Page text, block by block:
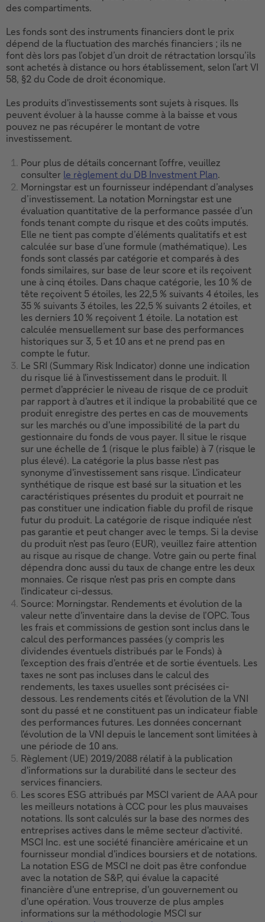
des compartiments.
Les fonds sont des instruments financiers dont le prix
dépend de la fluctuation des marchés financiers ; ils ne
font dès lors pas l’objet d’un droit de rétractation lorsqu’ils
sont achetés à distance ou hors établissement, selon l’art VI
58, §2 du Code de droit économique.
Les produits d'investissements sont sujets à risques. Ils
peuvent évoluer à la hausse comme à la baisse et vous
pouvez ne pas récupérer le montant de votre
investissement.
Pour plus de détails concernant l'offre, veuillez
consulter le règlement du DB Investment Plan
Ce
lien
ouvrira
dans
une
nouvelle
fenêtre.
.
Morningstar est un fournisseur indépendant d’analyses
d’investissement. La notation Morningstar est une
évaluation quantitative de la performance passée d’un
fonds tenant compte du risque et des coûts imputés.
Elle ne tient pas compte d’éléments qualitatifs et est
calculée sur base d’une formule (mathématique). Les
fonds sont classés par catégorie et comparés à des
fonds similaires, sur base de leur score et ils reçoivent
une à cinq étoiles. Dans chaque catégorie, les 10 % de
tête reçoivent 5 étoiles, les 22,5 % suivants 4 étoiles, les
35 % suivants 3 étoiles, les 22,5 % suivants 2 étoiles, et
les derniers 10 % reçoivent 1 étoile. La notation est
calculée mensuellement sur base des performances
historiques sur 3, 5 et 10 ans et ne prend pas en
compte le futur.
Le SRI (Summary Risk Indicator) donne une indication
du risque lié à l'investissement dans le produit. Il
permet d'apprécier le niveau de risque de ce produit
par rapport à d'autres et il indique la probabilité que ce
produit enregistre des pertes en cas de mouvements
sur les marchés ou d'une impossibilité de la part du
gestionnaire du fonds de vous payer. Il situe le risque
sur une échelle de 1 (risque le plus faible) à 7 (risque le
plus élevé). La catégorie la plus basse n'est pas
synonyme d'investissement sans risque. L'indicateur
synthétique de risque est basé sur la situation et les
caractéristiques présentes du produit et pourrait ne
pas constituer une indication fiable du profil de risque
futur du produit. La catégorie de risque indiquée n'est
pas garantie et peut changer avec le temps. Si la devise
du produit n'est pas l'euro (EUR), veuillez faire attention
au risque au risque de change. Votre gain ou perte final
dépendra donc aussi du taux de change entre les deux
monnaies. Ce risque n'est pas pris en compte dans
l'indicateur ci-dessus.
Source: Morningstar. Rendements et évolution de la
valeur nette d'inventaire dans la devise de l’OPC. Tous
les frais et commissions de gestion sont inclus dans le
calcul des performances passées (y compris les
dividendes éventuels distribués par le Fonds) à
l'exception des frais d'entrée et de sortie éventuels. Les
taxes ne sont pas incluses dans le calcul des
rendements, les taxes usuelles sont précisées ci-
dessous. Les rendements cités et l'évolution de la VNI
sont du passé et ne constituent pas un indicateur fiable
des performances futures. Les données concernant
l'évolution de la VNI depuis le lancement sont limitées à
une période de 10 ans.
Règlement (UE) 2019/2088 rélatif à la publication
d'informations sur la durabilité dans le secteur des
services financiers.
Les scores ESG attribués par MSCI varient de AAA pour
les meilleurs notations à CCC pour les plus mauvaises
notations. Ils sont calculés sur la base des normes des
entreprises actives dans le même secteur d'activité.
MSCI Inc. est une société financière américaine et un
fournisseur mondial d'indices boursiers et de notations.
La notation ESG de MSCI ne doit pas être confondue
avec la notation de S&P, qui évalue la capacité
financière d'une entreprise, d'un gouvernement ou
d'une opération. Vous trouverze de plus amples
informations sur la méthodologie MSCI sur